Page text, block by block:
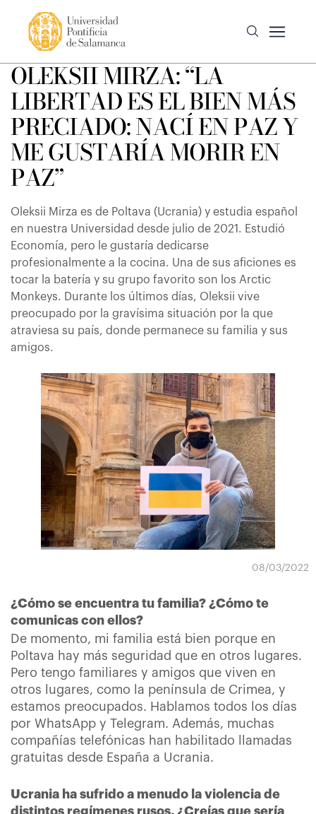
OLEKSII MIRZA: “LA
LIBERTAD ES EL BIEN MÁS
PRECIADO: NACÍ EN PAZ Y
ME GUSTARÍA MORIR EN
PAZ”
Oleksii Mirza es de Poltava (Ucrania) y estudia español
en nuestra Universidad desde julio de 2021. Estudió
Economía, pero le gustaría dedicarse
profesionalmente a la cocina. Una de sus aficiones es
tocar la batería y su grupo favorito son los Arctic
Monkeys. Durante los últimos días, Oleksii vive
preocupado por la gravísima situación por la que
atraviesa su país, donde permanece su familia y sus
amigos.
08/03/2022
¿Cómo se encuentra tu familia? ¿Cómo te
comunicas con ellos?
De momento, mi familia está bien porque en
Poltava hay más seguridad que en otros lugares.
Pero tengo familiares y amigos que viven en
otros lugares, como la península de Crimea, y
estamos preocupados. Hablamos todos los días
por WhatsApp y Telegram. Además, muchas
compañías telefónicas han habilitado llamadas
gratuitas desde España a Ucrania.
Ucrania ha sufrido a menudo la violencia de
distintos regímenes rusos. ¿Creías que sería